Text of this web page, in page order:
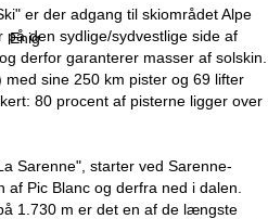
Enig
er der adgang til skiområdet Alpe
den sydlige/sydvestlige side af
derfor garanterer masser af solskin.
sine 250 km pister og 69 lifter
80 procent af pisterne ligger over
Sarenne", starter ved Sarenne-
Pic Blanc og derfra ned i dalen.
1.730 m er det en af de længste